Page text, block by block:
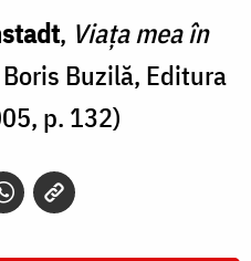
, Viața mea în
Buzilă, Editura
p. 132)